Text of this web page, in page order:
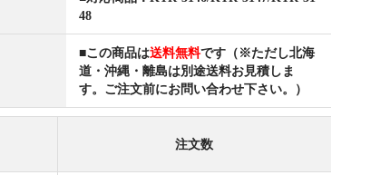
48
■この商品は送料無料です（※ただし北海
道・沖縄・離島は別途送料お見積しま
す。ご注文前にお問い合わせ下さい。）
注文数